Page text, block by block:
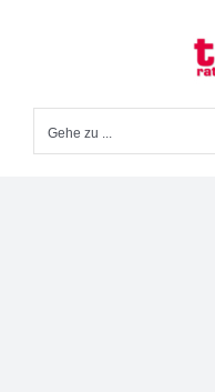
Gehe zu ...